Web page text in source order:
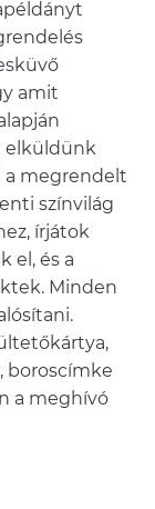
amit
elküldünk
a megrendelt
színvilág
írjátok
el, és a
Minden
boroscímke
a meghívó